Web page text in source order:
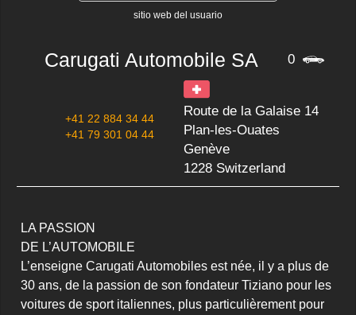
sitio web del usuario
Carugati Automobile SA 0
+41 22 884 34 44
+41 79 301 04 44
Route de la Galaise 14
Plan-les-Ouates
Genève
1228 Switzerland
LA PASSION
DE L’AUTOMOBILE
L’enseigne Carugati Automobiles est née, il y a plus de
30 ans, de la passion de son fondateur Tiziano pour les
voitures de sport italiennes, plus particulièrement pour